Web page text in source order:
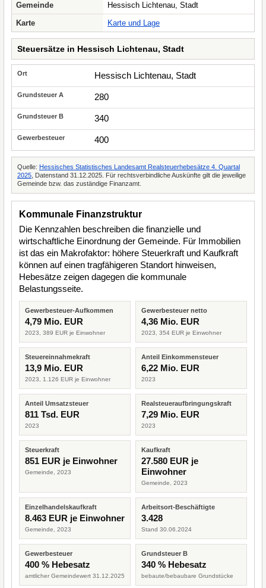
Gemeinde
Hessisch Lichtenau, Stadt
Karte
Karte und Lage
Steuersätze in Hessisch Lichtenau, Stadt
Hessisch Lichtenau, Stadt
280
340
400
Quelle: Hessisches Statistisches Landesamt Realsteuerhebesätze 4. Quartal
2025 , Datenstand 31.12.2025. Für rechtsverbindliche Auskünfte gilt die jeweilige
Gemeinde bzw. das zuständige Finanzamt.
Kommunale Finanzstruktur
Die Kennzahlen beschreiben die finanzielle und
wirtschaftliche Einordnung der Gemeinde. Für Immobilien
ist das ein Makrofaktor: höhere Steuerkraft und Kaufkraft
können auf einen tragfähigeren Standort hinweisen,
Hebesätze zeigen dagegen die kommunale
Belastungsseite.
Gewerbesteuer-Aufkommen
4,79 Mio. EUR
2023, 389 EUR je Einwohner
Gewerbesteuer netto
4,36 Mio. EUR
2023, 354 EUR je Einwohner
Steuereinnahmekraft
13,9 Mio. EUR
2023, 1.126 EUR je Einwohner
Anteil Einkommensteuer
6,22 Mio. EUR
2023
Anteil Umsatzsteuer
811 Tsd. EUR
2023
Realsteueraufbringungskraft
7,29 Mio. EUR
2023
Steuerkraft
851 EUR je Einwohner
Gemeinde, 2023
Kaufkraft
27.580 EUR je
Einwohner
Gemeinde, 2023
Einzelhandelskaufkraft
8.463 EUR je Einwohner
Gemeinde, 2023
Arbeitsort-Beschäftigte
3.428
Stand 30.06.2024
Gewerbesteuer
400 % Hebesatz
amtlicher Gemeindewert 31.12.2025
Grundsteuer B
340 % Hebesatz
bebaute/bebaubare Grundstücke